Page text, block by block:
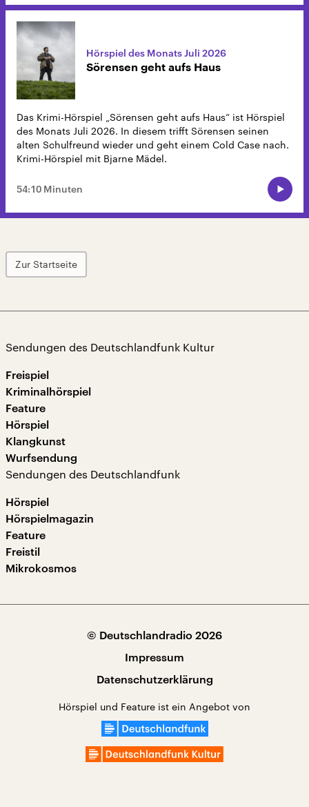
Hörspiel des Monats Juli 2026
Sörensen geht aufs Haus
Das Krimi-Hörspiel „Sörensen geht aufs Haus“ ist Hörspiel
des Monats Juli 2026. In diesem trifft Sörensen seinen
alten Schulfreund wieder und geht einem Cold Case nach.
Krimi-Hörspiel mit Bjarne Mädel.
54:10 Minuten
Zur Startseite
Sendungen des Deutschlandfunk Kultur
Freispiel
Kriminalhörspiel
Feature
Hörspiel
Klangkunst
Wurfsendung
Sendungen des Deutschlandfunk
Hörspiel
Hörspielmagazin
Feature
Freistil
Mikrokosmos
© Deutschlandradio 2026
Impressum
Datenschutzerklärung
Hörspiel und Feature ist ein Angebot von